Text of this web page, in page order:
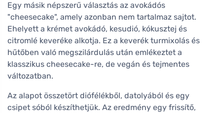
Egy másik népszerű választás az avokádós
"cheesecake", amely azonban nem tartalmaz sajtot.
Ehelyett a krémet avokádó, kesudió, kókusztej és
citromlé keveréke alkotja. Ez a keverék turmixolás és
hűtőben való megszilárdulás után emlékeztet a
klasszikus cheesecake-re, de vegán és tejmentes
változatban.
Az alapot összetört diófélékből, datolyából és egy
csipet sóból készíthetjük. Az eredmény egy frissítő,